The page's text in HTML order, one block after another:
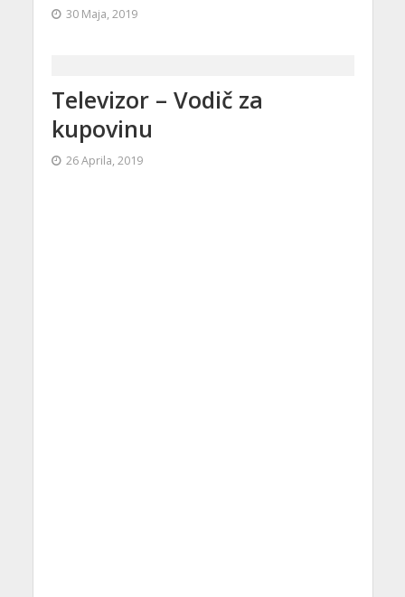
30 Maja, 2019
Televizor – Vodič za
kupovinu
26 Aprila, 2019